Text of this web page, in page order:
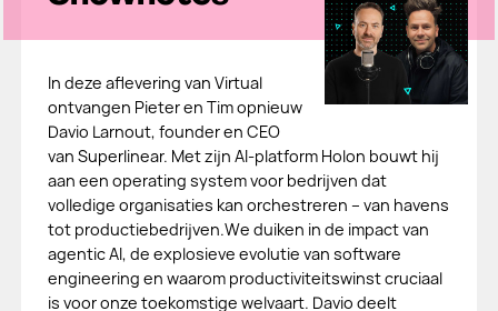
In deze aflevering van Virtual
ontvangen Pieter en Tim opnieuw
Davio Larnout, founder en CEO
van Superlinear. Met zijn AI-platform Holon bouwt hij
aan een operating system voor bedrijven dat
volledige organisaties kan orchestreren – van havens
tot productiebedrijven.We duiken in de impact van
agentic AI, de explosieve evolutie van software
engineering en waarom productiviteitswinst cruciaal
is voor onze toekomstige welvaart. Davio deelt